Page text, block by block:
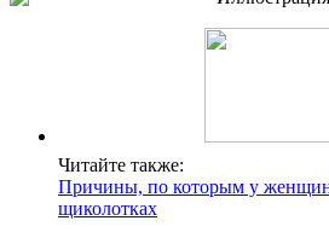
Читайте также:
Причины, по которым у
щиколотках